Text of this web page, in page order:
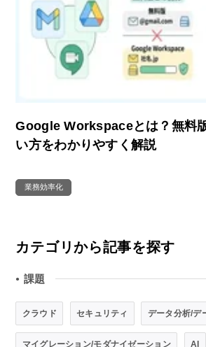
Google Workspaceとは？無料
い方をわかりやすく解説
業務効率化
カテゴリから記事を探す
● 課題
クラウド セキュリティ データ分析/デ
マイグレーション/モダナイゼーション AI